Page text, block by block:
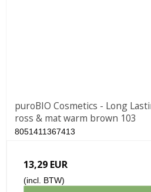
puroBIO Cosmetics - Long
ross & mat warm brown 103
8051411367413
13,29 EUR
(incl. BTW)